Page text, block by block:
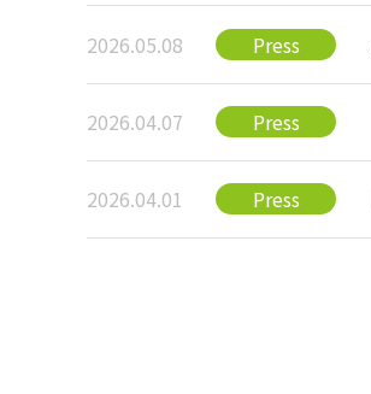
2026.05.08 Press
2026.04.07
Press
2026.04.01
Press